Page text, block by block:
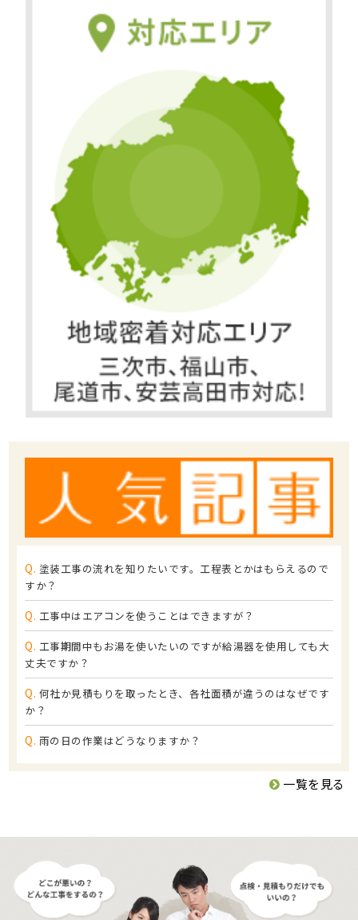
Q. 塗装工事の流れを知りたいです。工程表とかはもらえるので
すか？
Q. 工事中はエアコンを使うことはできますが？
Q. 工事期間中もお湯を使いたいのですが給湯器を使用しても大
丈夫ですか？
Q. 何社か見積もりを取ったとき、各社面積が違うのはなぜです
か？
Q. 雨の日の作業はどうなりますか？
一覧を見る